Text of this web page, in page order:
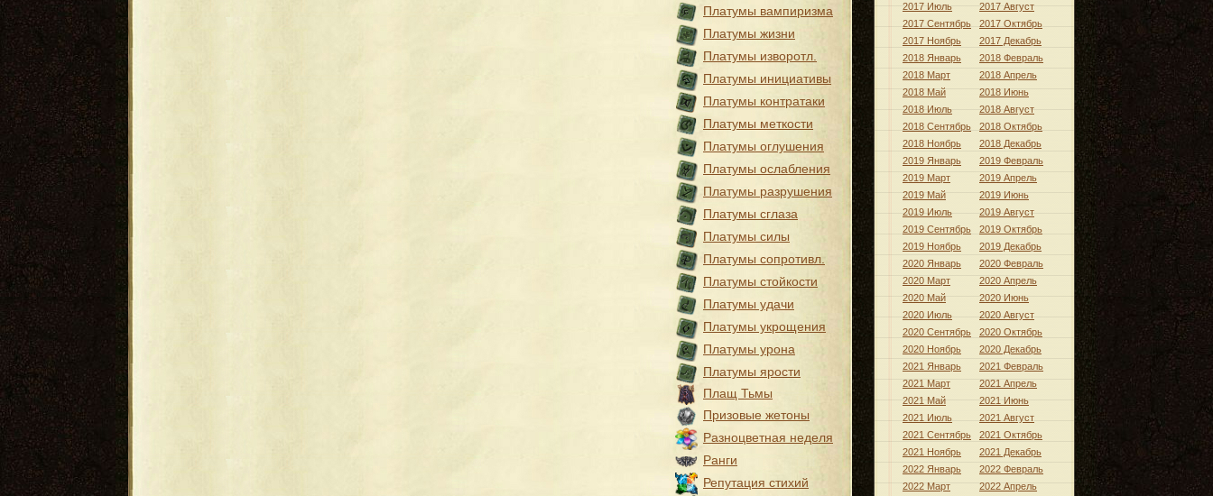
Платумы вампиризма
Платумы жизни
Платумы изворотл.
Платумы инициативы
Платумы контратаки
Платумы меткости
Платумы оглушения
Платумы ослабления
Платумы разрушения
Платумы сглаза
Платумы силы
Платумы сопротивл.
Платумы стойкости
Платумы удачи
Платумы укрощения
Платумы урона
Платумы ярости
Плащ Тьмы
Призовые жетоны
Разноцветная неделя
Ранги
Репутация стихий
2017 Июль
2017 Август
2017 Сентябрь
2017 Октябрь
2017 Ноябрь
2017 Декабрь
2018 Январь
2018 Февраль
2018 Март
2018 Апрель
2018 Май
2018 Июнь
2018 Июль
2018 Август
2018 Сентябрь
2018 Октябрь
2018 Ноябрь
2018 Декабрь
2019 Январь
2019 Февраль
2019 Март
2019 Апрель
2019 Май
2019 Июнь
2019 Июль
2019 Август
2019 Сентябрь
2019 Октябрь
2019 Ноябрь
2019 Декабрь
2020 Январь
2020 Февраль
2020 Март
2020 Апрель
2020 Май
2020 Июнь
2020 Июль
2020 Август
2020 Сентябрь
2020 Октябрь
2020 Ноябрь
2020 Декабрь
2021 Январь
2021 Февраль
2021 Март
2021 Апрель
2021 Май
2021 Июнь
2021 Июль
2021 Август
2021 Сентябрь
2021 Октябрь
2021 Ноябрь
2021 Декабрь
2022 Январь
2022 Февраль
2022 Март
2022 Апрель